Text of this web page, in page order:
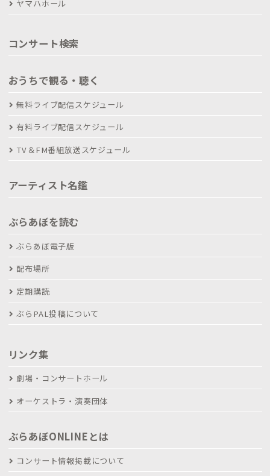
ヤマハホール
コンサート検索
おうちで観る・聴く
無料ライブ配信スケジュール
有料ライブ配信スケジュール
TV＆FM番組放送スケジュール
アーティスト名鑑
ぶらあぼを読む
ぶらあぼ電子版
配布場所
定期購読
ぶらPAL投稿について
リンク集
劇場・コンサートホール
オーケストラ・演奏団体
ぶらあぼONLINEとは
コンサート情報掲載について